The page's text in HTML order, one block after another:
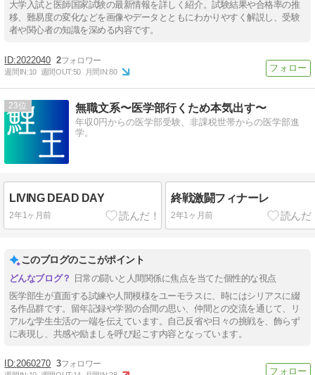
大学入試と医師国家試験の最新情報を詳しく紹介。試験結果や合格率の推
移、難易度の変化などを画像やデータとともにわかりやすく解説し、受験
者や関心者の知識を深める内容です。
2022040 2
週間IN:10 週間OUT:50 月間IN:80
23 無職文系〜医学部行くため本気出す〜
年収0円からの医学部受験、非課税世帯からの医学部進
学。
LIVING DEAD DAY
2年1ヶ月前
終戦激闘フィナーレ
2年1ヶ月前
このブログのここがポイント
日常の闘いと人間関係に焦点を当てた個性的な視点
医学部生が直面する試練や人間模様をユーモラスに、時にはシリアスに綴
る作品群です。留年記録や学習の合間の思い、仲間との交流を通じて、リ
アルな学生生活の一端を伝えています。自己反省や日々の挑戦を、飾らず
に表現し、共感や励ましを呼び起こす内容となっています。
2060270 3